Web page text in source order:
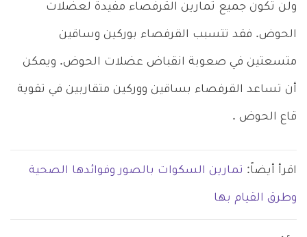
ولن تكون جميع تمارين القرفصاء مفيدة لعضلات
الحوض. فقد تتسبب القرفصاء بوركين وساقين
متسعتين في صعوبة انقباض عضلات الحوض. ويمكن
أن تساعد القرفصاء بساقين ووركين متقاربين في تقوية
قاع الحوض .
اقرأ أيضاً: تمارين السكوات بالصور وفوائدها الصحية
وطرق القيام بها